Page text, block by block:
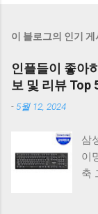
이 블로그의 인기 게
인플들이 좋아
보 및 리뷰 Top
- 5월 12, 2024
삼
이
축